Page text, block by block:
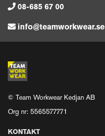
08-685 67 00
info@teamworkwear.se
© Team Workwear Kedjan AB
Org nr: 5565577771
KONTAKT